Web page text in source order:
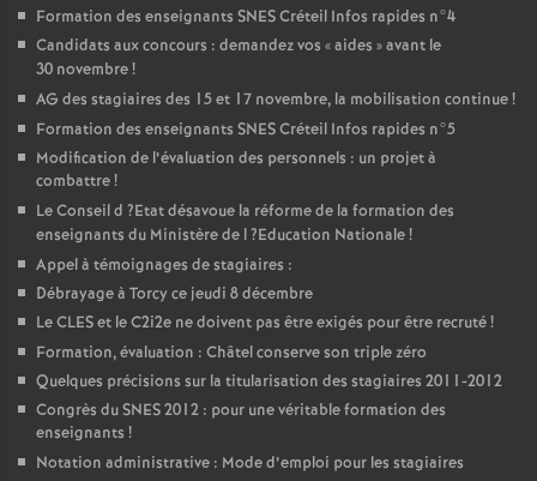
Formation des enseignants SNESCréteil Infos rapides n°4
Candidats aux concours : demandez vos «aides » avant le
30 novembre!
AG des stagiaires des 15 et 17 novembre, la mobilisation continue!
Formation des enseignants SNESCréteil Infos rapides n°5
Modification de l’évaluation des personnels : un projet à
combattre!
Le Conseil d ?Etat désavoue la réforme de la formation des
enseignants du Ministère de l?Education Nationale!
Appel à témoignages de stagiaires :
Débrayage à Torcy ce jeudi 8 décembre
LeCLESet le C2i2e ne doivent pas être exigés pour être recruté!
Formation, évaluation : Châtel conserve son triple zéro
Quelques précisions sur la titularisation des stagiaires 2011-2012
Congrès duSNES2012 : pour une véritable formation des
enseignants !
Notation administrative : Mode d’emploi pour les stagiaires